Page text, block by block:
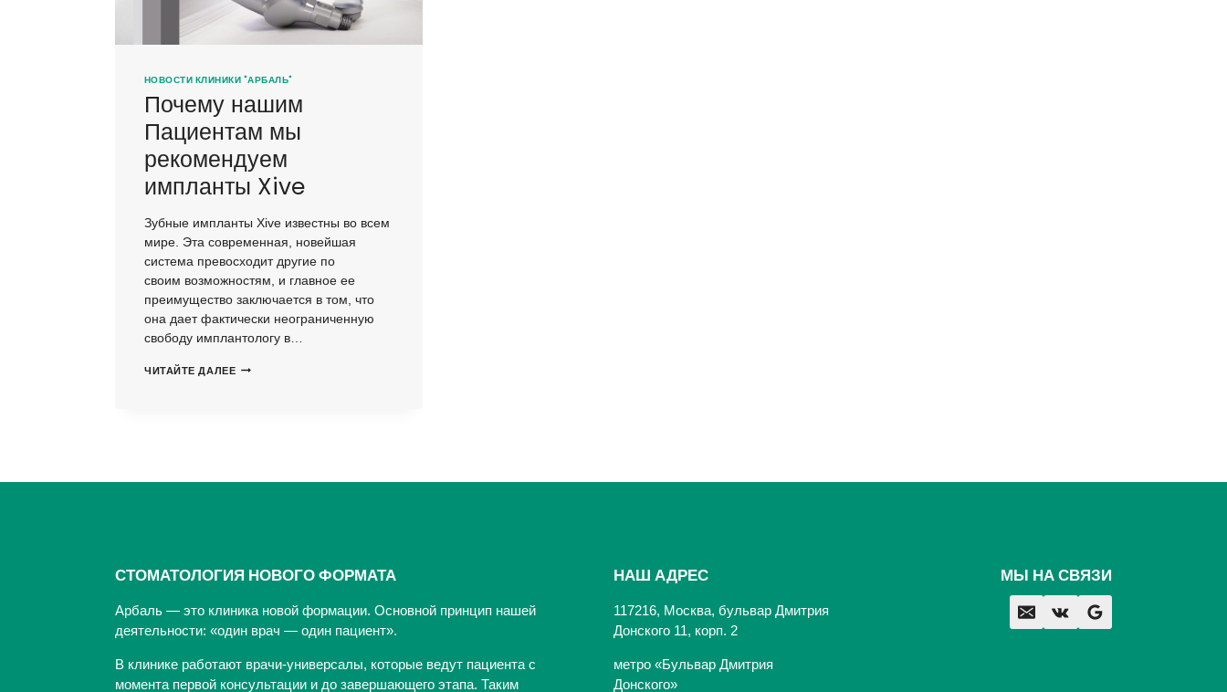
НОВОСТИ КЛИНИКИ "АРБАЛЬ"
Почему нашим
Пациентам мы
рекомендуем
импланты Xive
Зубные импланты Xive известны во всем
мире. Эта современная, новейшая
система превосходит другие по
своим возможностям, и главное ее
преимущество заключается в том, что
она дает фактически неограниченную
свободу имплантологу в…
ЧИТАЙТЕ ДАЛЕЕ ПОЧЕМУ
СТОМАТОЛОГИЯ НОВОГО ФОРМАТА
Арбаль — это клиника новой формации. Основной принцип нашей
деятельности: «один врач — один пациент».
В клинике работают врачи-универсалы, которые ведут пациента с
момента первой консультации и до завершающего этапа. Таким
НАШ АДРЕС
117216, Москва, бульвар Дмитрия
Донского 11, корп. 2
метро «Бульвар Дмитрия
Донского»
МЫ НА СВЯЗИ